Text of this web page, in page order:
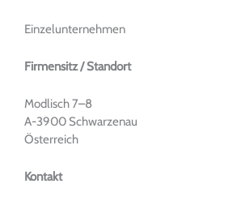
Einzelunternehmen
Firmensitz / Standort
Modlisch 7–8
A-3900 Schwarzenau
Österreich
Kontakt